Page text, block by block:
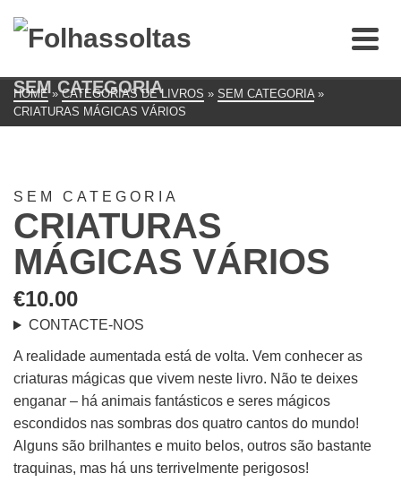
SEM CATEGORIA
HOME » CATEGORIAS DE LIVROS » SEM CATEGORIA »
CRIATURAS MÁGICAS VÁRIOS
SEM CATEGORIA
CRIATURAS
MÁGICAS VÁRIOS
€10.00
CONTACTE-NOS
A realidade aumentada está de volta. Vem conhecer as
criaturas mágicas que vivem neste livro. Não te deixes
enganar – há animais fantásticos e seres mágicos
escondidos nas sombras dos quatro cantos do mundo!
Alguns são brilhantes e muito belos, outros são bastante
traquinas, mas há uns terrivelmente perigosos!